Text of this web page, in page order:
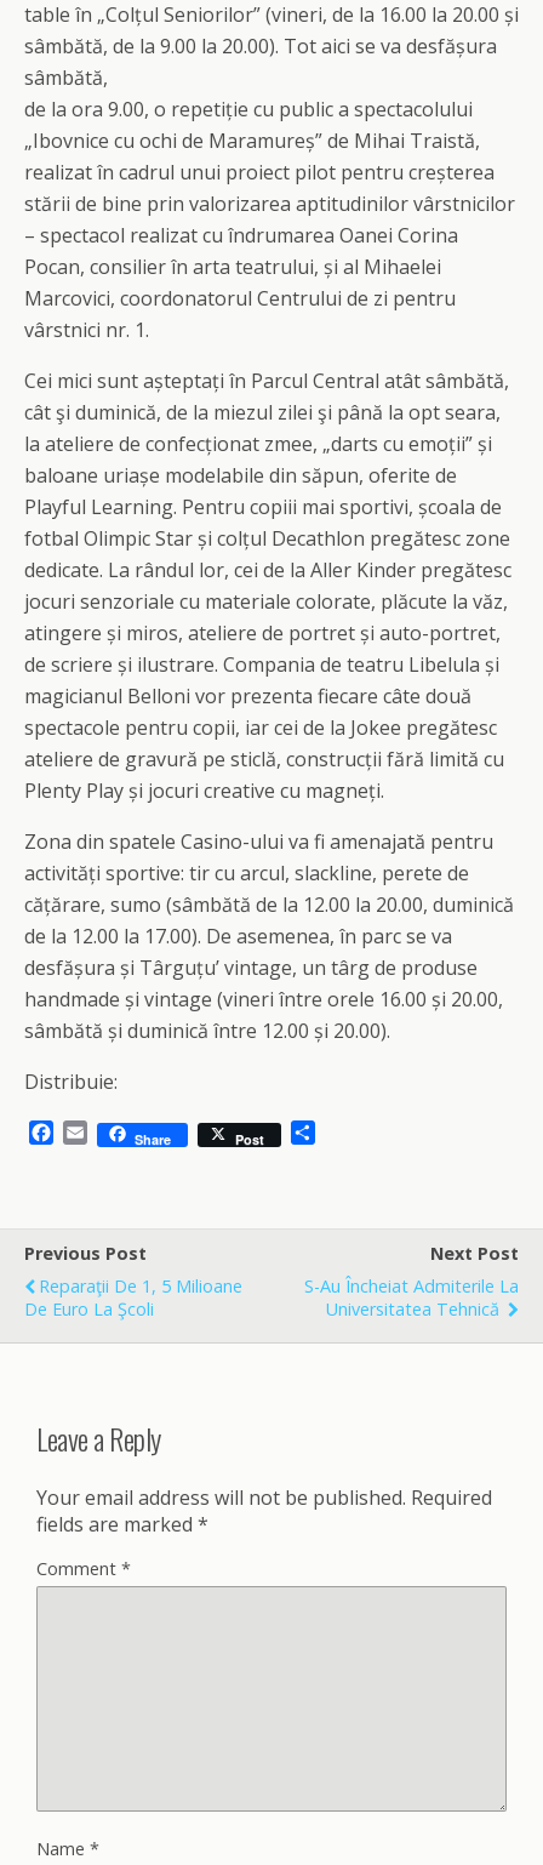
table în „Colțul Seniorilor” (vineri, de la 16.00 la 20.00 și
sâmbătă, de la 9.00 la 20.00). Tot aici se va desfășura
sâmbătă,
de la ora 9.00, o repetiție cu public a spectacolului
„Ibovnice cu ochi de Maramureș” de Mihai Traistă,
realizat în cadrul unui proiect pilot pentru creșterea
stării de bine prin valorizarea aptitudinilor vârstnicilor
– spectacol realizat cu îndrumarea Oanei Corina
Pocan, consilier în arta teatrului, și al Mihaelei
Marcovici, coordonatorul Centrului de zi pentru
vârstnici nr. 1.
Cei mici sunt așteptați în Parcul Central atât sâmbătă,
cât şi duminică, de la miezul zilei şi până la opt seara,
la ateliere de confecționat zmee, „darts cu emoții” și
baloane uriașe modelabile din săpun, oferite de
Playful Learning. Pentru copiii mai sportivi, școala de
fotbal Olimpic Star și colțul Decathlon pregătesc zone
dedicate. La rândul lor, cei de la Aller Kinder pregătesc
jocuri senzoriale cu materiale colorate, plăcute la văz,
atingere și miros, ateliere de portret și auto-portret,
de scriere și ilustrare. Compania de teatru Libelula și
magicianul Belloni vor prezenta fiecare câte două
spectacole pentru copii, iar cei de la Jokee pregătesc
ateliere de gravură pe sticlă, construcții fără limită cu
Plenty Play și jocuri creative cu magneți.
Zona din spatele Casino-ului va fi amenajată pentru
activități sportive: tir cu arcul, slackline, perete de
cățărare, sumo (sâmbătă de la 12.00 la 20.00, duminică
de la 12.00 la 17.00). De asemenea, în parc se va
desfășura și Târguțu’ vintage, un târg de produse
handmade și vintage (vineri între orele 16.00 și 20.00,
sâmbătă și duminică între 12.00 și 20.00).
Distribuie:
b
o
o
k
E
l
Share Post
e
Previous Post
Reparaţii De 1, 5 Milioane
De Euro La Şcoli
Next Post
S-Au Încheiat Admiterile La
Universitatea Tehnică
Leave a Reply
Your email address will not be published. Required
fields are marked *
Comment *
Name *